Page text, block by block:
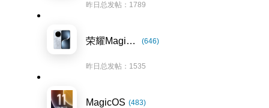
昨日总发帖：1789
荣耀Magic7系列 (646)
昨日总发帖：1535
MagicOS (483)